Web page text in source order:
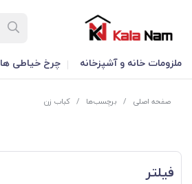
ملزومات خانه و آشپزخانه چرخ خیاطی ها
صفحه اصلی / برچسب‌ها / کباب ‌زن
فیلتر